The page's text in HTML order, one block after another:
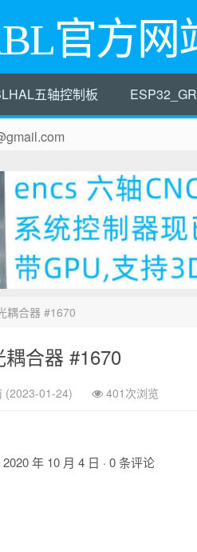
官方网
五轴控制板
耦合器 #1670
合器 #1670
(2023-01-24) 401次浏览
2020 年 10 月 4 日 · 0 条评论